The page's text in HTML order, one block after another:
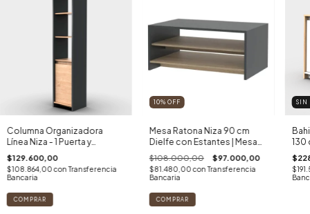
Columna Organizadora
Línea Niza - 1 Puerta y
Estantes | Diseño Vertical
$129.600,00
$108.864,00con Transferencia
Bancaria
10% OFF
Mesa Ratona Niza 90 cm
Dielfe con Estantes | Mesa
de Centro Moderna Living
$108.000,00 $97.000,00
$81.480,00con Transferencia
Bancaria
SIN
130